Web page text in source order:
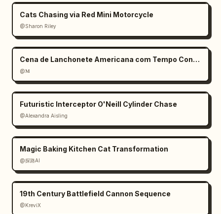
Cats Chasing via Red Mini Motorcycle
@Sharon Riley
Cena de Lanchonete Americana com Tempo Congelado
@𝐌
Futuristic Interceptor O'Neill Cylinder Chase
@Alexandra Aisling
Magic Baking Kitchen Cat Transformation
@探路AI
19th Century Battlefield Cannon Sequence
@KreviX